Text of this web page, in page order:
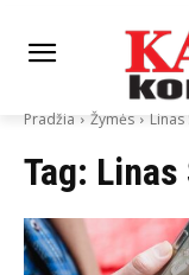
Pradžia Žymės Linas
Tag: Linas